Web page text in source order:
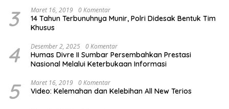
3 Maret 16, 2019 0 Komentar
14 Tahun Terbunuhnya Munir, Polri Didesak Bentuk Tim
Khusus
4 Desember 2, 2025 0 Komentar
Humas Divre II Sumbar Persembahkan Prestasi
Nasional Melalui Keterbukaan Informasi
5 Maret 16, 2019 0 Komentar
Video: Kelemahan dan Kelebihan All New Terios